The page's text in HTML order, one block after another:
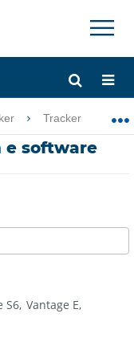
×
Tracker
e software
S6 Vantage E